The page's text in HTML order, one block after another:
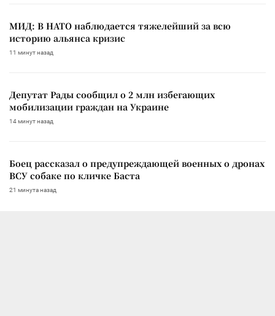
МИД: В НАТО наблюдается тяжелейший за всю
историю альянса кризис
11 минут назад
Депутат Рады сообщил о 2 млн избегающих
мобилизации граждан на Украине
14 минут назад
Боец рассказал о предупреждающей военных о дронах
ВСУ собаке по кличке Баста
21 минута назад